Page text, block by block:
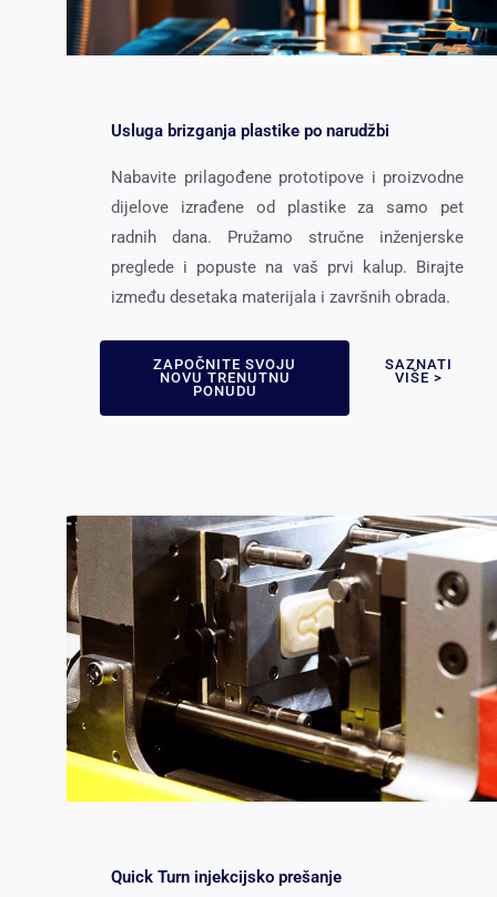
Usluga brizganja plastike po narudžbi
Nabavite prilagođene prototipove i proizvodne
dijelove izrađene od plastike za samo pet
radnih dana. Pružamo stručne inženjerske
preglede i popuste na vaš prvi kalup. Birajte
između desetaka materijala i završnih obrada.
ZAPOČNITE SVOJU
NOVU TRENUTNU
PONUDU
SAZNATI
VIŠE >
Quick Turn injekcijsko prešanje